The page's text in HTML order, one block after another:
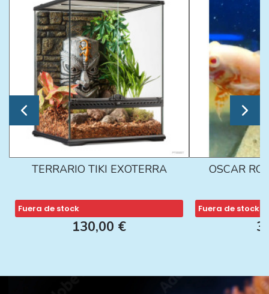
TERRARIO TIKI EXOTERRA
Fuera de stock
130,00 €
OSCAR
Fuera de stock